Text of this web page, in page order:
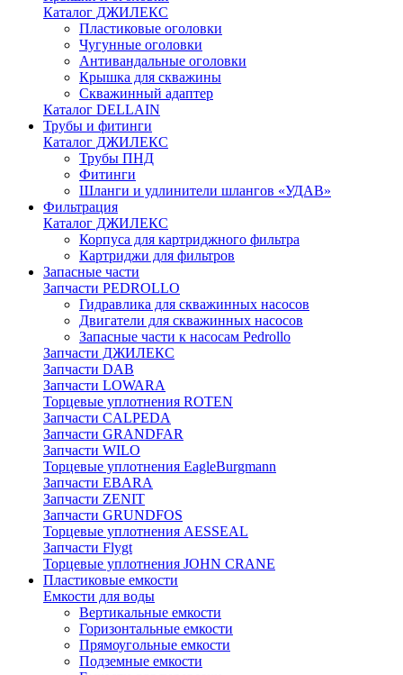
Каталог ДЖИЛЕКС
Пластиковые оголовки
Чугунные оголовки
Антивандальные оголовки
Крышка для скважины
Скважинный адаптер
Каталог DELLAIN
Трубы и фитинги
Каталог ДЖИЛЕКС
Трубы ПНД
Фитинги
Шланги и удлинители шлангов «УДАВ»
Фильтрация
Каталог ДЖИЛЕКС
Корпуса для картриджного фильтра
Картриджи для фильтров
Запасные части
Запчасти PEDROLLO
Гидравлика для скважинных насосов
Двигатели для скважинных насосов
Запасные части к насосам Pedrollo
Запчасти ДЖИЛЕКС
Запчасти DAB
Запчасти LOWARA
Торцевые уплотнения ROTEN
Запчасти CALPEDA
Запчасти GRANDFAR
Запчасти WILO
Торцевые уплотнения EagleBurgmann
Запчасти EBARA
Запчасти ZENIT
Запчасти GRUNDFOS
Торцевые уплотнения AESSEAL
Запчасти Flygt
Торцевые уплотнения JOHN CRANE
Пластиковые емкости
Емкости для воды
Вертикальные емкости
Горизонтальные емкости
Прямоугольные емкости
Подземные емкости